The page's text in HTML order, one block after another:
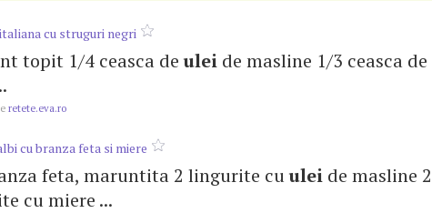
cu struguri negri
topit 1/4 ceasca deulei de masline 1/3 ceasca de
retete.eva.ro
cu branza feta si miere
feta, maruntita 2 lingurite cuulei de masline 2
cu miere ...